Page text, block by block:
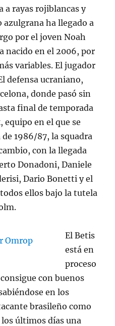
a rayas rojiblancas y
ha llegado a
por el joven Noah
nacido en el 2006, por
variables. El jugador
defensa ucraniano,
donde pasó sin
final de temporada
en el que se
1986/87, la squadra
con la llegada
Donadoni, Daniele
Dario Bonetti y el
ellos bajo la tutela
El Betis
está en
proceso
con buenos
en los
brasileño como
últimos días una